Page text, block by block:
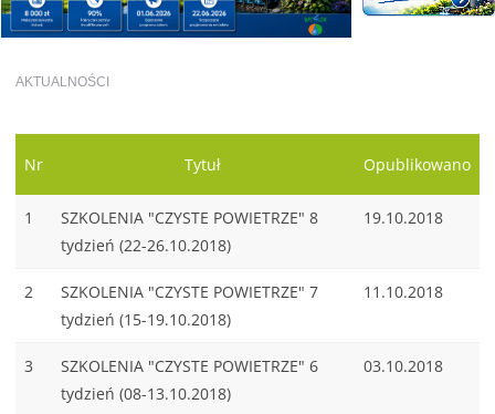
AKTUALNOŚCI
Nr Tytuł Opublikowano
1
SZKOLENIA "CZYSTE POWIETRZE" 8
tydzień (22-26.10.2018)
19.10.2018
2
SZKOLENIA "CZYSTE POWIETRZE" 7
tydzień (15-19.10.2018)
11.10.2018
3
SZKOLENIA "CZYSTE POWIETRZE" 6
tydzień (08-13.10.2018)
03.10.2018